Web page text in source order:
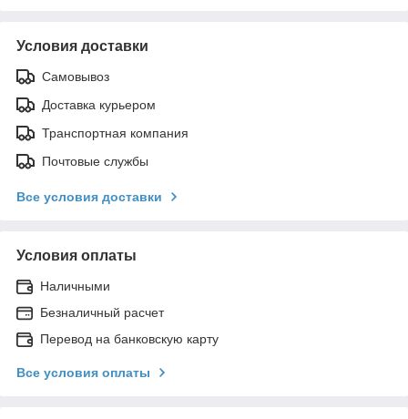
Условия доставки
Самовывоз
Доставка курьером
Транспортная компания
Почтовые службы
Все условия доставки
Условия оплаты
Наличными
Безналичный расчет
Перевод на банковскую карту
Все условия оплаты